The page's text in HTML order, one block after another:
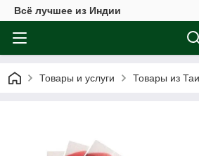
Всё лучшее из Индии
Товары и услуги Товары из